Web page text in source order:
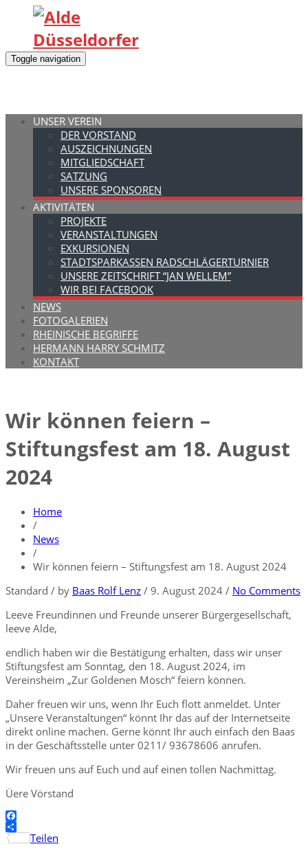
Toggle navigation
UNSER VEREIN
DER VORSTAND
AUSZEICHNUNGEN
MITGLIEDSCHAFT
SATZUNG
UNSERE SPONSOREN
AKTIVITÄTEN
PROJEKTE
VERANSTALTUNGEN
EXKURSIONEN
STADTSPARKASSEN RADSCHLÄGERTURNIER
UNSERE ZEITSCHRIFT “JAN WELLEM”
WIR BEI FACEBOOK
NEWS
FOTOGALERIEN
RHEINISCHE BEGRIFFE
HERMANN HARRY SCHMITZ
KONTAKT
Wir können feiern –
Stiftungsfest am 18. August
2024
Home
/
News
/
Wir können feiern – Stiftungsfest am 18. August 2024
Standard / by Baas Rolf Lenz / 9. August 2024 / No Comments
Leeve Freundinnen und Freunde unserer Bürgergesellschaft,
leeve Alde,
endlich haben wir die Bestätigung erhalten, dass wir unser
Stiftungsfest am Sonntag, den 18. August 2024, im
Vereinsheim „Zur Goldenen Mösch“ feiern können.
Daher freuen wir uns, wenn Ihr Euch flott anmeldet. Unter
„Unsere Veranstaltungen“ könnt Ihr das auf der Internetseite
direkt online machen. Gerne könnt Ihr auch einfach den Baas
in der Geschäftsstelle unter 0211/ 93678606 anrufen.
Wir freuen uns auf Euch und auf einen tollen Nachmittag.
Üere Vörstand
Facebook
Teilen